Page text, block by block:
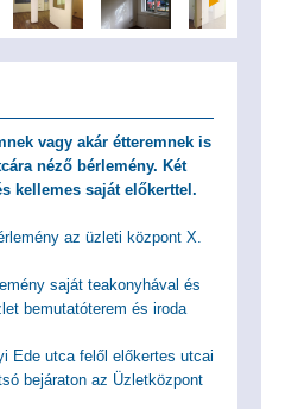
vagy akár étteremnek is
néző bérlemény. Két
kellemes saját előkerttel.
az üzleti központ X.
saját teakonyhával és
bemutatóterem és iroda
Ede utca felől előkertes utcai
bejáraton az Üzletközpont